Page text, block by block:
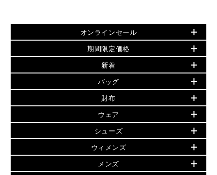
オンラインセール
PRODUCT OF THE MONTH - 今月の特別価格
再値下げアイテム
追加アイテム
▶ ウィメンズすべて(ウェア・シューズ除く)
バッグ
財布・小物
ウェア
シューズ
時計・ジュエリー
期間限定価格
▶ ウィメンズすべて
バッグ
財布・小物
ウェア
▶ メンズすべて
新着
初夏のスタイル
▶ すべて
▶ ウィメンズすべて
財布・小物
アクセサリー
フレグランス
バッグ
人気の定番アイテム
日本限定 - バッグ
▶ ウィメンズすべて
トートバッグ
ショルダーバッグ
財布
日本限定 - 財布・小物
▶ ウィメンズすべて
GREENWICH
折り財布(二つ折り・三つ折り)
ウェア
▶ ウィメンズすべて
トップス
スカート・パンツ
シューズ
▶ ウィメンズすべて
サンダル
ウィメンズ
人気の定番アイテム
メンズ